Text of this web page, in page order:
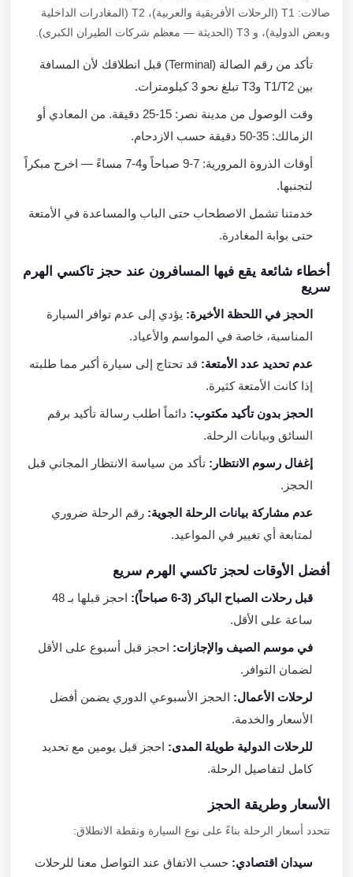
صالات: T1 (الرحلات الأفريقية والعربية)، T2 (المغادرات الداخلية
وبعض الدولية)، و T3 (الحديثة — معظم شركات الطيران الكبرى).
تأكد من رقم الصالة (Terminal) قبل انطلاقك لأن المسافة
بين T1/T2 وT3 تبلغ نحو 3 كيلومترات.
وقت الوصول من مدينة نصر: 15-25 دقيقة. من المعادي أو
الزمالك: 35-50 دقيقة حسب الازدحام.
أوقات الذروة المرورية: 7-9 صباحاً و4-7 مساءً — اخرج مبكراً
لتجنبها.
خدمتنا تشمل الاصطحاب حتى الباب والمساعدة في الأمتعة
حتى بوابة المغادرة.
أخطاء شائعة يقع فيها المسافرون عند حجز تاكسي الهرم
سريع
الحجز في اللحظة الأخيرة:يؤدي إلى عدم توافر السيارة
المناسبة، خاصة في المواسم والأعياد.
عدم تحديد عدد الأمتعة:قد تحتاج إلى سيارة أكبر مما طلبته
إذا كانت الأمتعة كثيرة.
الحجز بدون تأكيد مكتوب:دائماً اطلب رسالة تأكيد برقم
السائق وبيانات الرحلة.
إغفال رسوم الانتظار:تأكد من سياسة الانتظار المجاني قبل
الحجز.
عدم مشاركة بيانات الرحلة الجوية:رقم الرحلة ضروري
لمتابعة أي تغيير في المواعيد.
أفضل الأوقات لحجز تاكسي الهرم سريع
قبل رحلات الصباح الباكر (3-6 صباحاً):
احجز قبلها بـ 48
ساعة على الأقل.
في موسم الصيف والإجازات:احجز قبل أسبوع على الأقل
لضمان التوافر.
لرحلات الأعمال:الحجز الأسبوعي الدوري يضمن أفضل
الأسعار والخدمة.
للرحلات الدولية طويلة المدى:احجز قبل يومين مع تحديد
كامل لتفاصيل الرحلة.
الأسعار وطريقة الحجز
تتحدد أسعار الرحلة بناءً على نوع السيارة ونقطة الانطلاق:
سيدان اقتصادي:حسب الاتفاق عند التواصل معنا للرحلات